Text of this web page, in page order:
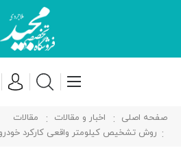
صفحه اصلی اخبار و مقالات
مقالات
روش تشخیص کیلومتر واقعی کارکرد خودرو